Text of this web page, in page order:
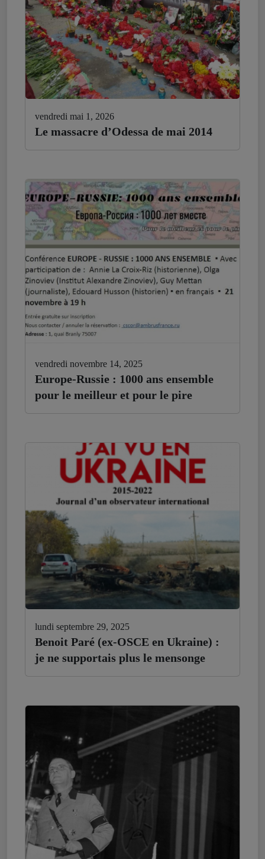
vendredi mai 1, 2026
Le massacre d’Odessa de mai 2014
vendredi novembre 14, 2025
Europe-Russie : 1000 ans ensemble
pour le meilleur et pour le pire
lundi septembre 29, 2025
Benoit Paré (ex-OSCE en Ukraine) :
je ne supportais plus le mensonge